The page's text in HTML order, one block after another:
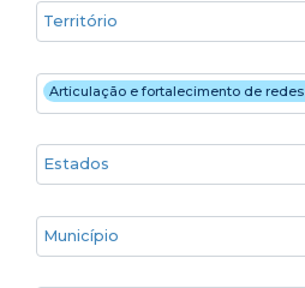
Territórios
Estratégia de atuação
Articulação e fortalecimento de redes
Estado
Cidade